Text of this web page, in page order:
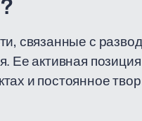
связанные с
Ее активная
и постоянное